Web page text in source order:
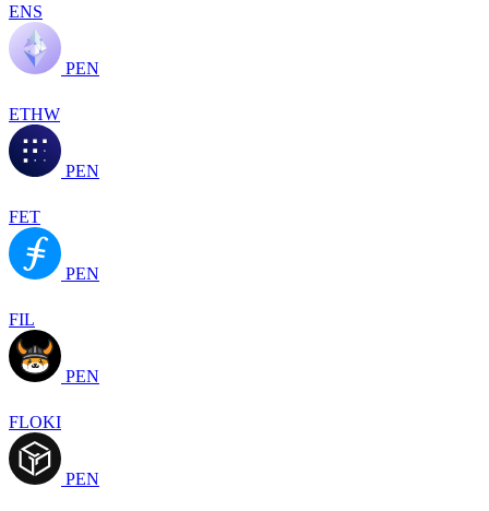
ENS
PEN
ETHW
PEN
FET
PEN
FIL
PEN
FLOKI
PEN